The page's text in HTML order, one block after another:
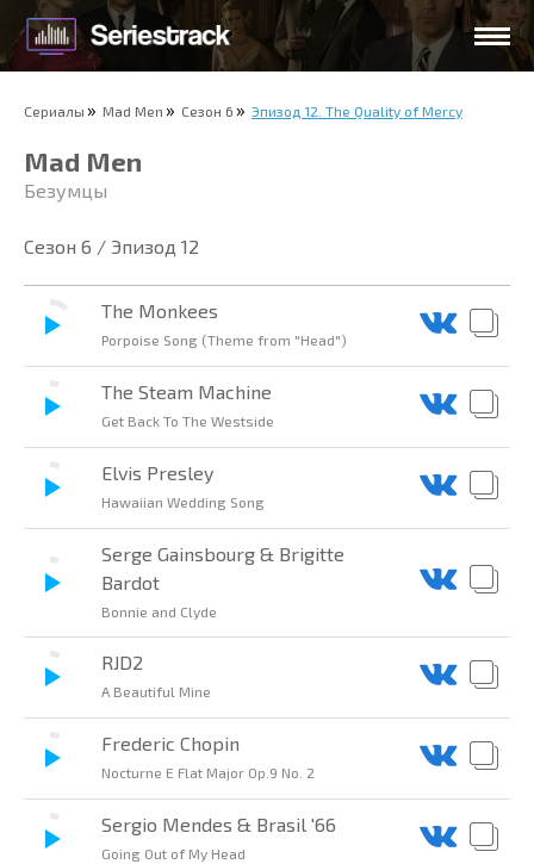
Сериалы Mad Men Сезон 6 Эпизод 12. The Quality of Mercy
Mad Men
Безумцы
Сезон 6 / Эпизод 12
The Monkees
Porpoise Song (Theme from "Head")
The Steam Machine
Get Back To The Westside
Elvis Presley
Hawaiian Wedding Song
Serge Gainsbourg & Brigitte
Bardot
Bonnie and Clyde
RJD2
A Beautiful Mine
Frederic Chopin
Nocturne E Flat Major Op.9 No. 2
Sergio Mendes & Brasil '66
Going Out of My Head